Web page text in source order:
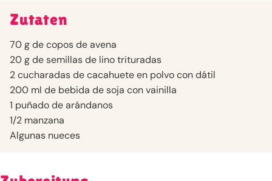
Zutaten
70 g de copos de avena
20 g de semillas de lino trituradas
2 cucharadas de cacahuete en polvo con dátil
200 ml de bebida de soja con vainilla
1 puñado de arándanos
1/2 manzana
Algunas nueces